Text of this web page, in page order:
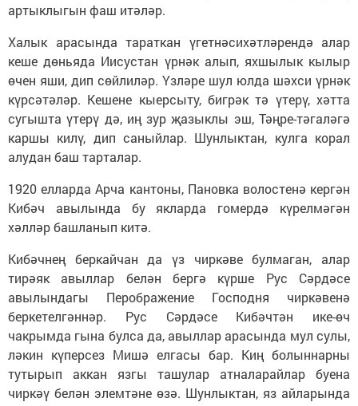
артыклыгын фаш итәләр.
Халык арасында тараткан үгетнәсихәтләрендә алар
кеше дөньяда Иисустан үрнәк алып, яхшылык кылыр
өчен яши, дип сөйлиләр. Үзләре шул юлда шәхси үрнәк
күрсәтәләр. Кешене кыерсыту, бигрәк тә үтерү, хәтта
сугышта үтерү дә, иң зур җазыклы эш, Тәңре-тәгаләгә
каршы килү, дип саныйлар. Шунлыктан, кулга корал
алудан баш тарталар.
1920 елларда Арча кантоны, Пановка волостенә кергән
Кибәч авылында бу якларда гомердә күрелмәгән
хәлләр башланып китә.
Кибәчнең беркайчан да үз чиркәве булмаган, алар
тирәяк авыллар белән бергә күрше Рус Сәрдәсе
авылындагы Перображение Господня чиркәвенә
беркетелгәннәр. Рус Сәрдәсе Кибәчтән ике-өч
чакрымда гына булса да, авыллар арасында мул сулы,
ләкин күперсез Мишә елгасы бар. Киң болыннарны
тутырып аккан язгы ташулар атналарайлар буена
чиркәү белән элемтәне өзә. Шунлыктан, яз айларында